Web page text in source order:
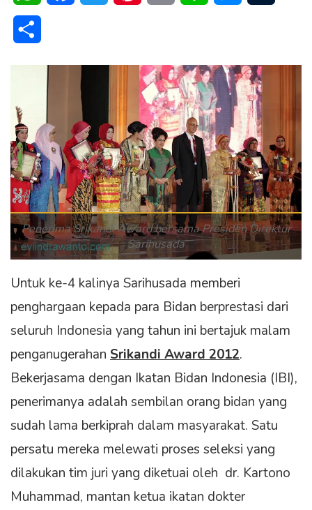
Penerima Srikandi Award bersama Presiden Direktur
Sarihusada
Untuk ke-4 kalinya Sarihusada memberi
penghargaan kepada para Bidan berprestasi dari
seluruh Indonesia yang tahun ini bertajuk malam
penganugerahan Srikandi Award 2012.
Bekerjasama dengan Ikatan Bidan Indonesia (IBI),
penerimanya adalah sembilan orang bidan yang
sudah lama berkiprah dalam masyarakat. Satu
persatu mereka melewati proses seleksi yang
dilakukan tim juri yang diketuai oleh dr. Kartono
Muhammad, mantan ketua ikatan dokter